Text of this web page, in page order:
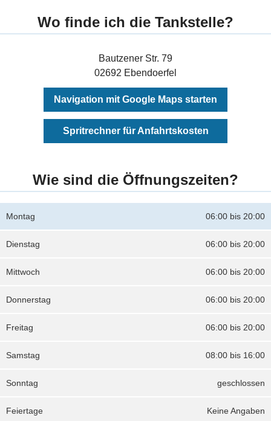
Wo finde ich die Tankstelle?
Bautzener Str. 79
02692 Ebendoerfel
Navigation mit Google Maps starten
Spritrechner für Anfahrtskosten
Wie sind die Öffnungszeiten?
06:00 bis 20:00
Montag
06:00 bis 20:00
Dienstag
06:00 bis 20:00
Mittwoch
06:00 bis 20:00
Donnerstag
06:00 bis 20:00
Freitag
08:00 bis 16:00
Samstag
geschlossen
Sonntag
Keine Angaben
Feiertage